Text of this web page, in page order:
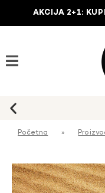
AKCIJA 2+1:
Početna »